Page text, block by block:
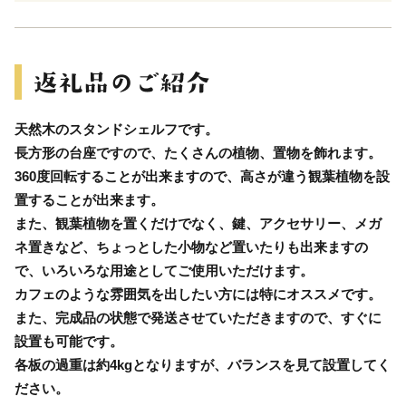
天然木のスタンドシェルフです。
長方形の台座ですので、たくさんの植物、置物を飾れます。
360度回転することが出来ますので、高さが違う観葉植物を設
置することが出来ます。
また、観葉植物を置くだけでなく、鍵、アクセサリー、メガ
ネ置きなど、ちょっとした小物など置いたりも出来ますの
で、いろいろな用途としてご使用いただけます。
カフェのような雰囲気を出したい方には特にオススメです。
また、完成品の状態で発送させていただきますので、すぐに
設置も可能です。
各板の過重は約4kgとなりますが、バランスを見て設置してく
ださい。